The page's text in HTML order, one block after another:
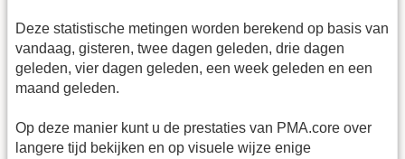
Deze statistische metingen worden berekend op basis van
vandaag, gisteren, twee dagen geleden, drie dagen
geleden, vier dagen geleden, een week geleden en een
maand geleden.
Op deze manier kunt u de prestaties van PMA.core over
langere tijd bekijken en op visuele wijze enige